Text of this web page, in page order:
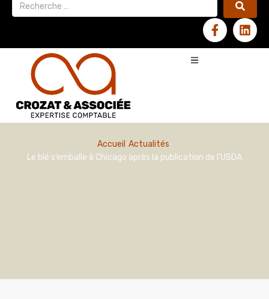
Accueil Actualités
Le blé s’emballe à Chicago après la publication de l’USDA